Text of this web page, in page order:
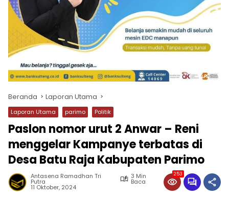
Beranda Laporan Utama
Laporan Utama parimo Politik
Paslon nomor urut 2 Anwar – Reni
menggelar Kampanye terbatas di
Desa Batu Raja Kabupaten Parimo
Antasena Ramadhan Tri
Putra
3 Min
Baca
11 Oktober, 2024
253